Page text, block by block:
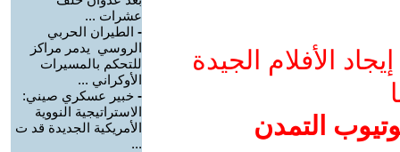
الأفلام الجيدة
التمدن
عشرات ...
- الطيران الحربي
الروسي يدمر مراكز
للتحكم بالمسيرات
الأوكراني ...
- خبير عسكري صيني:
الاستراتيجية النووية
الأمريكية الجديدة قد ت
...